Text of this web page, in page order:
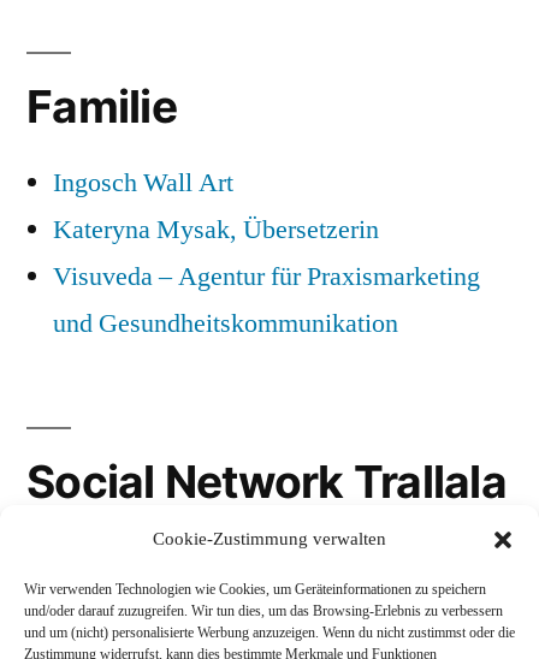
Cookie-Zustimmung verwalten
Wir verwenden Technologien wie Cookies, um Geräteinformationen zu speichern
und/oder darauf zuzugreifen. Wir tun dies, um das Browsing-Erlebnis zu verbessern
und um (nicht) personalisierte Werbung anzuzeigen. Wenn du nicht zustimmst oder die
Zustimmung widerrufst, kann dies bestimmte Merkmale und Funktionen
Familie
Ingosch Wall Art
Kateryna Mysak, Übersetzerin
Visuveda – Agentur für Praxismarketing
und Gesundheitskommunikation
Social Network Trallala
LinkedIn
Mastodon